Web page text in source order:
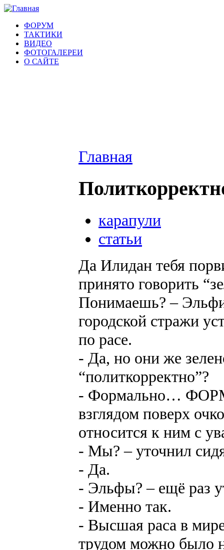
ФОРУМ
ТАКТИКИ
ВИДЕО
ФОТОГАЛЕРЕИ
О САЙТЕ
Главная
карапули
статьи
Да Илидан тебя
принято говорить
Понимаешь? –
городской стражи
по расе.
- Да, но они же
“политкорректно”?
- Формально…
взглядом поверх
относится к ним с
- Мы? – уточнил
- Да.
- Эльфы? – ещё раз
- Именно так.
- Высшая раса в
трудом можно было